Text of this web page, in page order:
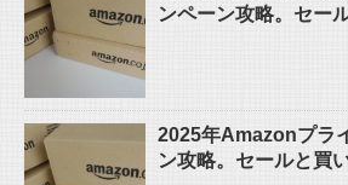
ンペーン攻略。セー
2025年Amazonプラ
ン攻略。セールと買